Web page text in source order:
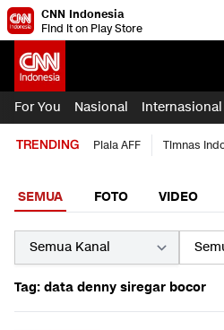
CNN Indonesia
Find it on Play Store
For You Nasional Internasional
TRENDING Piala AFF Timnas
SEMUA FOTO VIDEO
Tag: data denny siregar bocor